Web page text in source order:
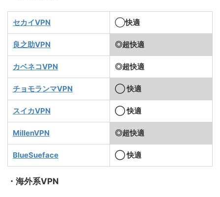
セカイVPN ◯快適
良之助VPN ◎超快適
カベネコVPN ◎超快適
チョモランマVPN ◯ 快適
スイカVPN ◯ 快適
MillenVPN ◎超快適
BlueSueface ◯ 快適
・海外系VPN